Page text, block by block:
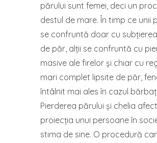
părului sunt femei, deci un
destul de mare. În timp ce unii
se confruntă doar cu
de păr, alții se confruntă cu
masive ale firelor și chiar cu
mari complet lipsite de păr,
întâlnit mai ales în cazul
Pierderea părului și chelia
proiecția unui persoane în
stima de sine. O procedură